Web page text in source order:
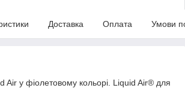
Доставка Оплата Умови
Air у фіолетовому кольорі. Liquid Air® для